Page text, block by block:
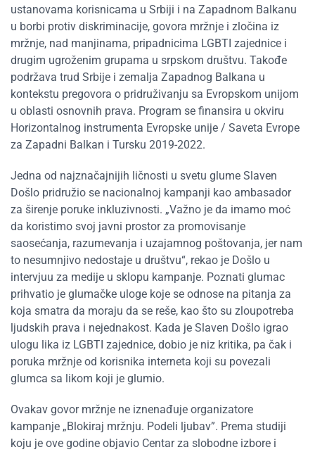
ustanovama korisnicama u Srbiji i na Zapadnom Balkanu
u borbi protiv diskriminacije, govora mržnje i zločina iz
mržnje, nad manjinama, pripadnicima LGBTI zajednice i
drugim ugroženim grupama u srpskom društvu. Takođe
podržava trud Srbije i zemalja Zapadnog Balkana u
kontekstu pregovora o pridruživanju sa Evropskom unijom
u oblasti osnovnih prava. Program se finansira u okviru
Horizontalnog instrumenta Evropske unije / Saveta Evrope
za Zapadni Balkan i Tursku 2019-2022.
Jedna od najznačajnijih ličnosti u svetu glume Slaven
Došlo pridružio se nacionalnoj kampanji kao ambasador
za širenje poruke inkluzivnosti. „Važno je da imamo moć
da koristimo svoj javni prostor za promovisanje
saosećanja, razumevanja i uzajamnog poštovanja, jer nam
to nesumnjivo nedostaje u društvu“, rekao je Došlo u
intervjuu za medije u sklopu kampanje. Poznati glumac
prihvatio je glumačke uloge koje se odnose na pitanja za
koja smatra da moraju da se reše, kao što su zloupotreba
ljudskih prava i nejednakost. Kada je Slaven Došlo igrao
ulogu lika iz LGBTI zajednice, dobio je niz kritika, pa čak i
poruka mržnje od korisnika interneta koji su povezali
glumca sa likom koji je glumio.
Ovakav govor mržnje ne iznenađuje organizatore
kampanje „Blokiraj mržnju. Podeli ljubav”. Prema studiji
koju je ove godine objavio Centar za slobodne izbore i